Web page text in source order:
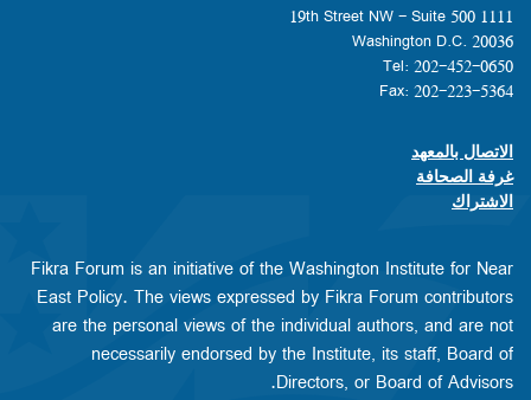
1111 19th Street NW - Suite 500
Washington D.C. 20036
Tel: 202-452-0650
Fax: 202-223-5364
Footer contact links
الاتصال بالمعهد
غرفة الصحافة
الاشتراك
Fikra Forum is an initiative of the Washington Institute for Near
East Policy. The views expressed by Fikra Forum contributors
are the personal views of the individual authors, and are not
necessarily endorsed by the Institute, its staff, Board of
Directors, or Board of Advisors.​​